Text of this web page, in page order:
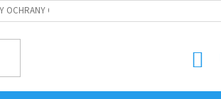
OCHRANY OSOBNÝCH ÚDAJOV